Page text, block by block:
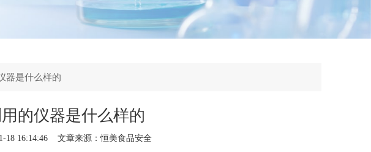
器是什么样的
的仪器是什么样的
18 16:14:46 文章来源：恒美食品安全